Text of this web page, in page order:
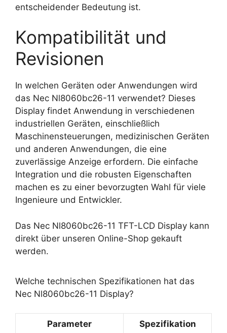
entscheidender Bedeutung ist.
Kompatibilität und
Revisionen
In welchen Geräten oder Anwendungen wird
das Nec Nl8060bc26-11 verwendet? Dieses
Display findet Anwendung in verschiedenen
industriellen Geräten, einschließlich
Maschinensteuerungen, medizinischen Geräten
und anderen Anwendungen, die eine
zuverlässige Anzeige erfordern. Die einfache
Integration und die robusten Eigenschaften
machen es zu einer bevorzugten Wahl für viele
Ingenieure und Entwickler.
Das Nec Nl8060bc26-11 TFT-LCD Display kann
direkt über unseren Online-Shop gekauft
werden.
Welche technischen Spezifikationen hat das
Nec Nl8060bc26-11 Display?
Parameter Spezifikation